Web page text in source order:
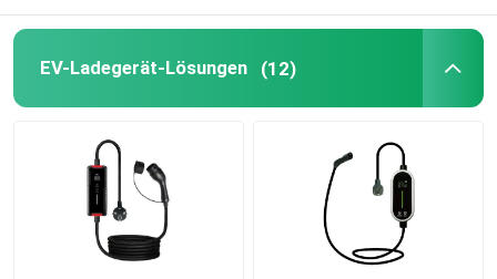
Stromkabel und Anschlüsse
EV-Ladegerät-Lösungen (12)